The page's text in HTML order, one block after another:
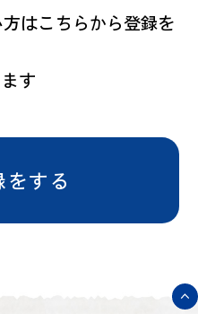
はこちらから登録を
す
する